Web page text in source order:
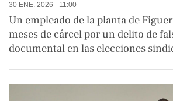
30 ENE. 2026 - 11:00
Un empleado de la planta de
meses de cárcel por un delito de
documental en las elecciones